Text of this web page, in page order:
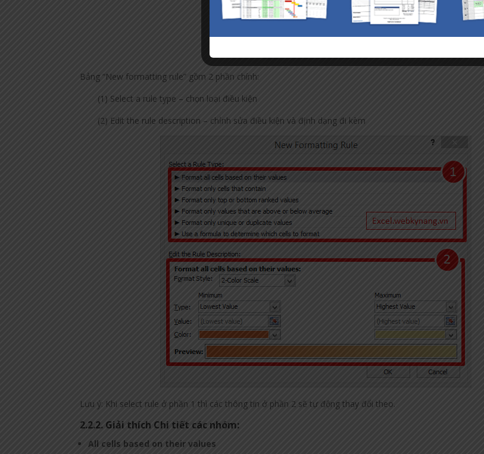
Bảng “New formatting rule” gồm 2 phần chính:
(1) Select a rule type – chọn loại điều kiện
(2) Edit the rule description – chỉnh sửa điều kiện và định dạng đi kèm
Lưu ý: Khi select rule ở phần 1 thì các thông tin ở phần 2 sẽ tự động thay đổi theo.
2.2.2. Giải thích Chi tiết các nhóm:
All cells based on their values